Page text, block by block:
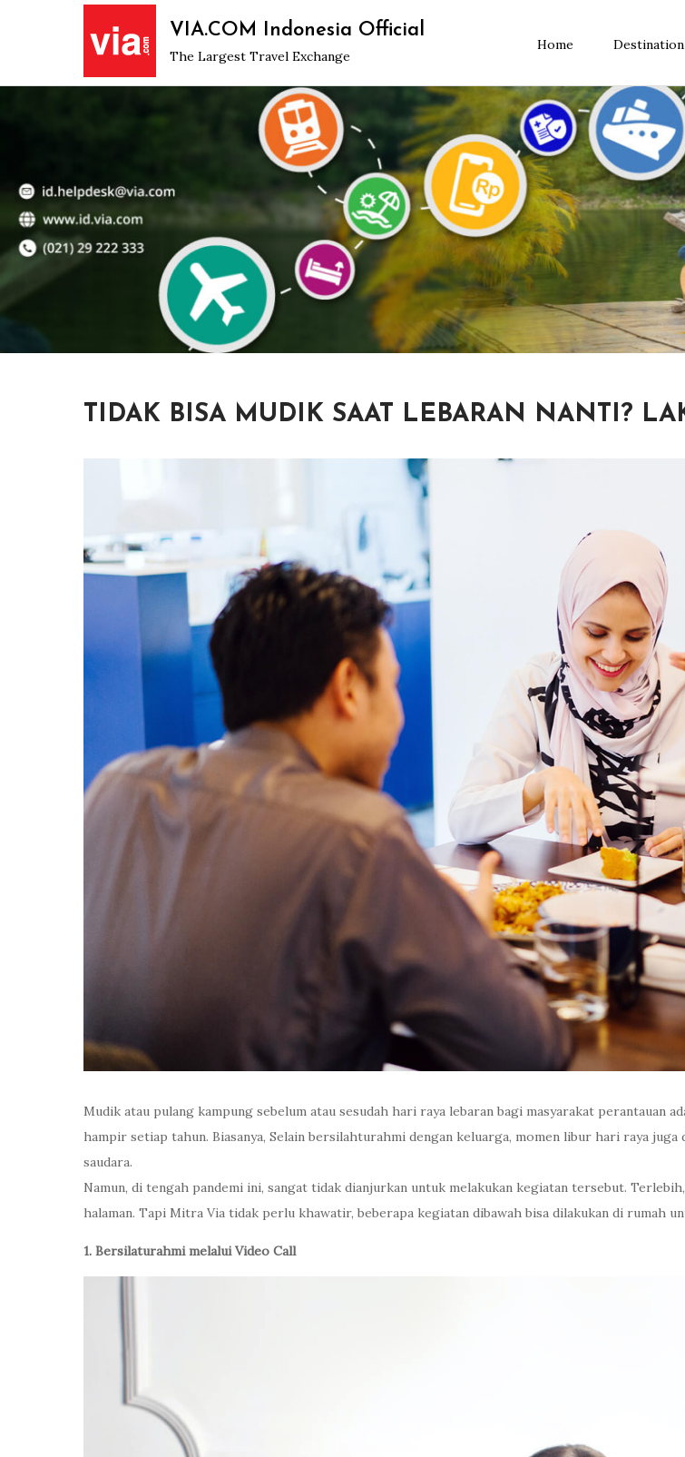
VIA.COM Indonesia Official
The Largest Travel Exchange
Home Destination
TIDAK BISA MUDIK SAAT LEBARAN NANTI?
Mudik atau pulang kampung sebelum atau sesudah hari raya lebaran bagi masyarakat perantauan
hampir setiap tahun. Biasanya, Selain bersilahturahmi dengan keluarga, momen libur hari raya
saudara.
Namun, di tengah pandemi ini, sangat tidak dianjurkan untuk melakukan kegiatan tersebut.
halaman. Tapi Mitra Via tidak perlu khawatir, beberapa kegiatan dibawah bisa dilakukan di rumah
1. Bersilaturahmi melalui Video Call